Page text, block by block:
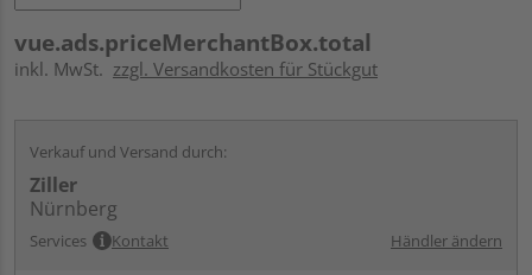
vue.ads.priceMerchantBox.total
inkl. MwSt. zzgl. Versandkosten für Stückgut
Verkauf und Versand durch:
Ziller
Nürnberg
Services Kontakt Händler ändern